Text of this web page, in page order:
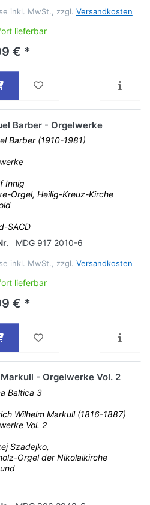
inkl. MwSt., zzgl. Versandkosten
lieferbar
€ *
Barber - Orgelwerke
Barber (1910-1981)
Innig
Orgel, Heilig-Kreuz-Kirche
SACD
MDG 917 2010-6
inkl. MwSt., zzgl. Versandkosten
lieferbar
€ *
Markull - Orgelwerke Vol. 2
Baltica 3
Wilhelm Markull (1816-1887)
Vol. 2
Szadejko,
Orgel der Nikolaikirche